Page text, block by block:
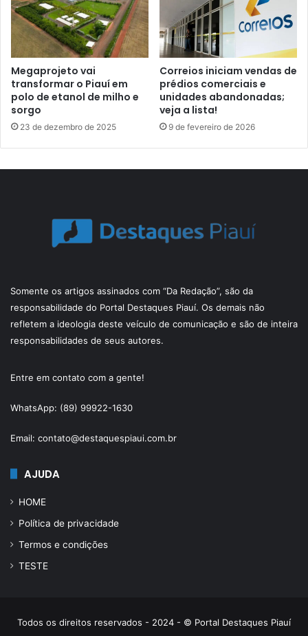
Megaprojeto vai
transformar o Piauí em
polo de etanol de milho e
sorgo
23 de dezembro de 2025
Correios iniciam vendas de
prédios comerciais e
unidades abandonadas;
veja a lista!
9 de fevereiro de 2026
Somente os artigos assinados com “Da Redação”, são da
responsabilidade do Portal Destaques Piauí. Os demais não
refletem a ideologia deste veículo de comunicação e são de inteira
responsabilidades de seus autores.
Entre em contato com a gente!
WhatsApp: (89) 99922-1630
Email: contato@destaquespiaui.com.br
AJUDA
HOME
Política de privacidade
Termos e condições
TESTE
Todos os direitos reservados - 2024 - © Portal Destaques Piauí